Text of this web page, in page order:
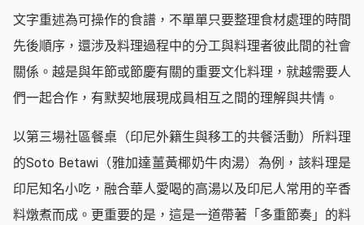
文字重述為可操作的食譜，不單單只要整理食材處理的時間
先後順序，還涉及料理過程中的分工與料理者彼此間的社會
關係。越是與年節或節慶有關的重要文化料理，就越需要人
們一起合作，有默契地展現成員相互之間的理解與共情。
以第三場社區餐桌（印尼外籍生與移工的共餐活動）所料理
的Soto Betawi（雅加達薑黃椰奶牛肉湯）為例，該料理是
印尼知名小吃，融合華人愛喝的高湯以及印尼人常用的辛香
料燉煮而成。更重要的是，這是一道帶著「多重節奏」的料